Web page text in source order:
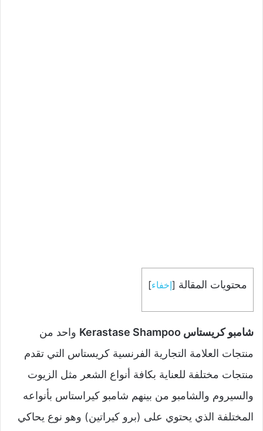
محتويات المقالة [إخفاء]
شامبو كريستاس Kerastase Shampoo
واحد من
منتجات العلامة التجارية الفرنسية كريستاس التي تقدم
منتجات مختلفة للعناية بكافة أنواع الشعر مثل الزيوت
والسيروم والشامبو من بينهم شامبو كيراستاس بأنواعه
المختلفة الذي يحتوي على (برو كيراتين) وهو نوع يحاكي